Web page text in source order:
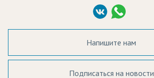
(ткани)
Согласие на обработку ПД
Напишите нам
Подписаться на новости